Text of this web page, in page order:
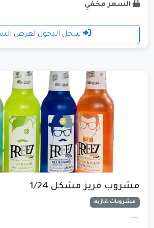
السعر مخفي
سجل الدخول لعرض
مشروب فريز مشكل 1/24
مشروبات غازيه
......